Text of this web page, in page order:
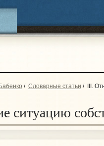
/ Словарные статьи / III.
ситуацию